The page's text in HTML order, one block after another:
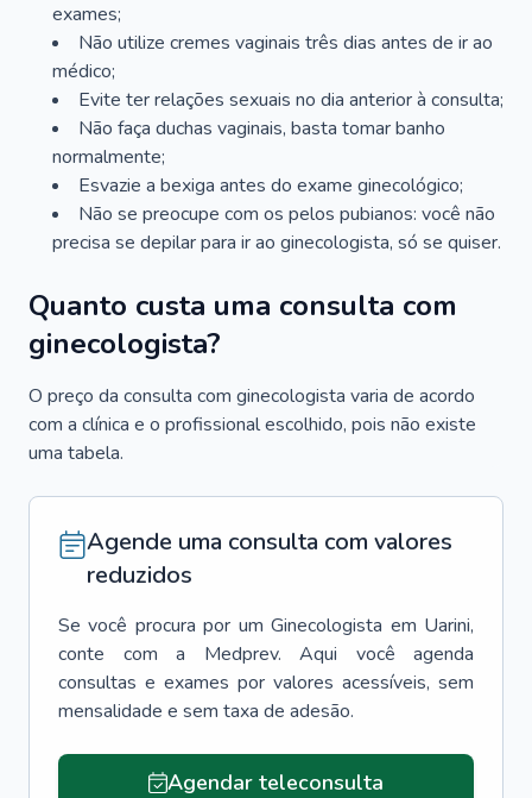
exames;
Não utilize cremes vaginais três dias antes de ir ao
médico;
Evite ter relações sexuais no dia anterior à consulta;
Não faça duchas vaginais, basta tomar banho
normalmente;
Esvazie a bexiga antes do exame ginecológico;
Não se preocupe com os pelos pubianos: você não
precisa se depilar para ir ao ginecologista, só se quiser.
Quanto custa uma consulta com
ginecologista?
O preço da consulta com ginecologista varia de acordo
com a clínica e o profissional escolhido, pois não existe
uma tabela.
Agende uma consulta com valores
reduzidos
Se você procura por um Ginecologista em Uarini,
conte com a Medprev. Aqui você agenda
consultas e exames por valores acessíveis, sem
mensalidade e sem taxa de adesão.
Agendar teleconsulta